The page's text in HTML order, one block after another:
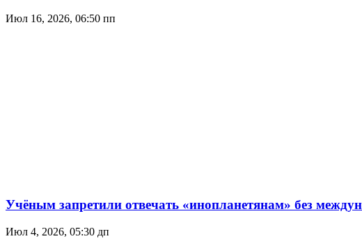
Июл 16, 2026, 06:50 пп
Учёным запретили отвечать «инопланетянам» без
Июл 4, 2026, 05:30 дп